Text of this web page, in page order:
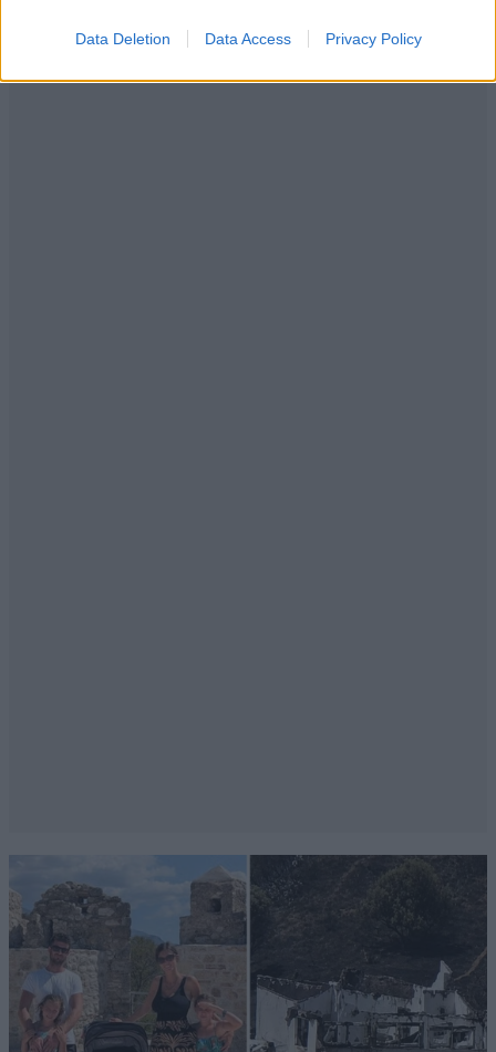
Data Deletion Data Access Privacy Policy